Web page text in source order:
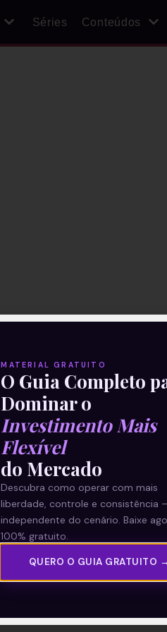
Séries Conteúdos
MATERIAL GRATUITO
O Guia Completo
Dominar o
Investimento Mais
Flexível
do Mercado
Descubra como operar com mais
liberdade, controle e consistência
independente do cenário. Baixe
100% gratuito.
QUERO O GUIA GRATUITO →